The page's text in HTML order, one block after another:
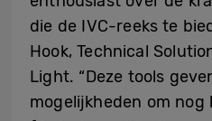
die de IVC-reeks te
Hook, Technical
Light. “Deze tools
mogelijkheden om nog